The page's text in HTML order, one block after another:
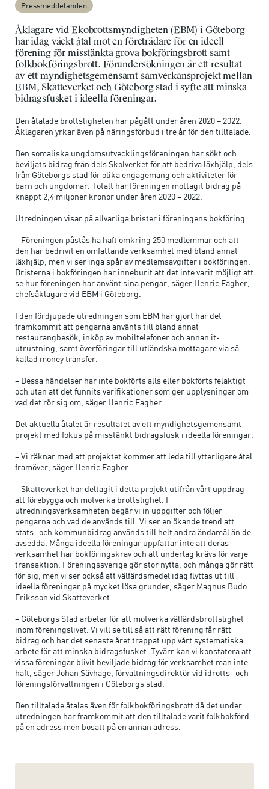
Pressmeddelanden
Åklagare vid Ekobrottsmyndigheten (EBM) i Göteborg
har idag väckt åtal mot en företrädare för en ideell
förening för misstänkta grova bokföringsbrott samt
folkbokföringsbrott. Förundersökningen är ett resultat
av ett myndighetsgemensamt samverkansprojekt mellan
EBM, Skatteverket och Göteborg stad i syfte att minska
bidragsfusket i ideella föreningar.
Den åtalade brottsligheten har pågått under åren 2020 – 2022.
Åklagaren yrkar även på näringsförbud i tre år för den tilltalade.
Den somaliska ungdomsutvecklingsföreningen har sökt och
beviljats bidrag från dels Skolverket för att bedriva läxhjälp, dels
från Göteborgs stad för olika engagemang och aktiviteter för
barn och ungdomar. Totalt har föreningen mottagit bidrag på
knappt 2,4 miljoner kronor under åren 2020 – 2022.
Utredningen visar på allvarliga brister i föreningens bokföring.
– Föreningen påstås ha haft omkring 250 medlemmar och att
den har bedrivit en omfattande verksamhet med bland annat
läxhjälp, men vi ser inga spår av medlemsavgifter i bokföringen.
Bristerna i bokföringen har inneburit att det inte varit möjligt att
se hur föreningen har använt sina pengar, säger Henric Fagher,
chefsåklagare vid EBM i Göteborg.
I den fördjupade utredningen som EBM har gjort har det
framkommit att pengarna använts till bland annat
restaurangbesök, inköp av mobiltelefoner och annan it-
utrustning, samt överföringar till utländska mottagare via så
kallad money transfer.
– Dessa händelser har inte bokförts alls eller bokförts felaktigt
och utan att det funnits verifikationer som ger upplysningar om
vad det rör sig om, säger Henric Fagher.
Det aktuella åtalet är resultatet av ett myndighetsgemensamt
projekt med fokus på misstänkt bidragsfusk i ideella föreningar.
– Vi räknar med att projektet kommer att leda till ytterligare åtal
framöver, säger Henric Fagher.
– Skatteverket har deltagit i detta projekt utifrån vårt uppdrag
att förebygga och motverka brottslighet. I
utredningsverksamheten begär vi in uppgifter och följer
pengarna och vad de används till. Vi ser en ökande trend att
stats- och kommunbidrag används till helt andra ändamål än de
avsedda. Många ideella föreningar uppfattar inte att deras
verksamhet har bokföringskrav och att underlag krävs för varje
transaktion. Föreningssverige gör stor nytta, och många gör rätt
för sig, men vi ser också att välfärdsmedel idag flyttas ut till
ideella föreningar på mycket lösa grunder, säger Magnus Budo
Eriksson vid Skatteverket.
– Göteborgs Stad arbetar för att motverka välfärdsbrottslighet
inom föreningslivet. Vi vill se till så att rätt förening får rätt
bidrag och har det senaste året trappat upp vårt systematiska
arbete för att minska bidragsfusket. Tyvärr kan vi konstatera att
vissa föreningar blivit beviljade bidrag för verksamhet man inte
haft, säger Johan Sävhage, förvaltningsdirektör vid idrotts- och
föreningsförvaltningen i Göteborgs stad.
Den tilltalade åtalas även för folkbokföringsbrott då det under
utredningen har framkommit att den tilltalade varit folkbokförd
på en adress men bosatt på en annan adress.